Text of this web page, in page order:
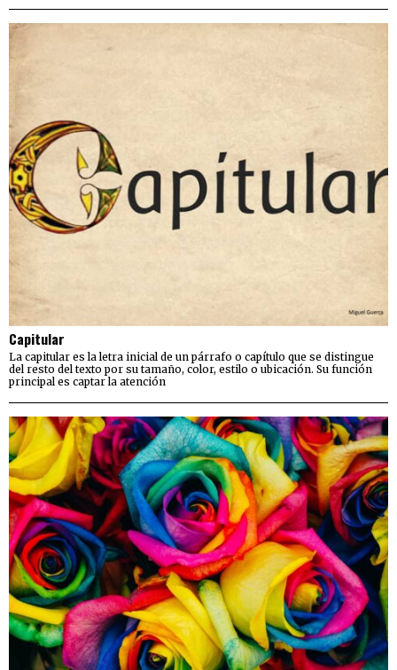
Capitular
La capitular es la letra inicial de un párrafo o capítulo que se distingue
del resto del texto por su tamaño, color, estilo o ubicación. Su función
principal es captar la atención